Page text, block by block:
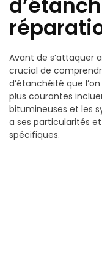
Avant de s’attaquer
crucial de
d’étanchéité que
plus courantes
bitumineuses et les
a ses particularités
spécifiques.